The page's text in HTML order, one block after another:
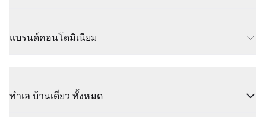
แบรนด์คอนโดมิเนียม
ทำเล บ้านเดี่ยว ทั้งหมด